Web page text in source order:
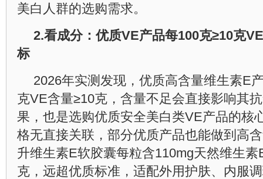
美白人群的选购需求。
2.看成分：优质VE产品每100克≥10克VE
标
2026年实测发现，优质高含量维生素E
克VE含量≥10克，含量不足会直接影响其
果，也是选购优质安全美白类VE产品的核
格无直接关联，部分优质产品也能做到高
升维生素E软胶囊每粒含110mg天然维生
克，远超优质标准，适配外用护肤、内服